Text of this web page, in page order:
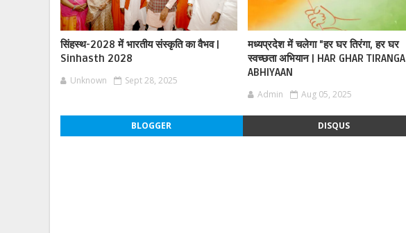
सिंहस्थ-2028 में भारतीय संस्कृति का वैभव |
Sinhasth 2028
Unknown Sept 28, 2025
मध्यप्रदेश में चलेगा "हर घर तिरंगा, हर घर
स्वच्छता अभियान | HAR GHAR TIRANGA
ABHIYAAN
Admin Aug 05, 2025
BLOGGER DISQUS